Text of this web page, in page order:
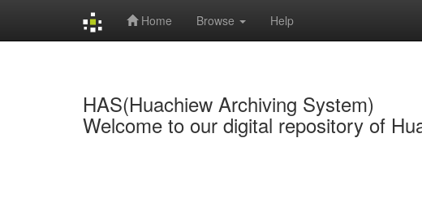
Home Browse Help
HAS(Huachiew Archiving System)
Welcome to our digital repository of